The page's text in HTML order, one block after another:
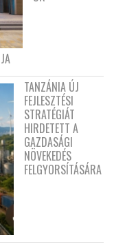
TANZÁNIA ÚJ
FEJLESZTÉSI
STRATÉGIÁT
HIRDETETT A
GAZDASÁGI
NÖVEKEDÉS
FELGYORSÍTÁSÁRA